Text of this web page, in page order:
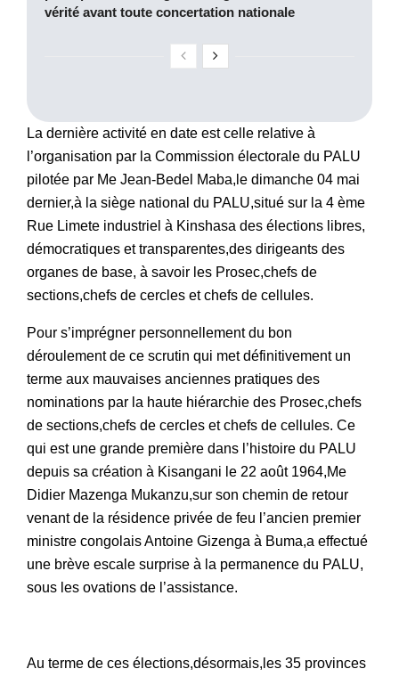
vérité avant toute concertation nationale
La dernière activité en date est celle relative à
l’organisation par la Commission électorale du PALU
pilotée par Me Jean-Bedel Maba,le dimanche 04 mai
dernier,à la siège national du PALU,situé sur la 4 ème
Rue Limete industriel à Kinshasa des élections libres,
démocratiques et transparentes,des dirigeants des
organes de base, à savoir les Prosec,chefs de
sections,chefs de cercles et chefs de cellules.
Pour s’imprégner personnellement du bon
déroulement de ce scrutin qui met définitivement un
terme aux mauvaises anciennes pratiques des
nominations par la haute hiérarchie des Prosec,chefs
de sections,chefs de cercles et chefs de cellules. Ce
qui est une grande première dans l’histoire du PALU
depuis sa création à Kisangani le 22 août 1964,Me
Didier Mazenga Mukanzu,sur son chemin de retour
venant de la résidence privée de feu l’ancien premier
ministre congolais Antoine Gizenga à Buma,a effectué
une brève escale surprise à la permanence du PALU,
sous les ovations de l’assistance.
Au terme de ces élections,désormais,les 35 provinces